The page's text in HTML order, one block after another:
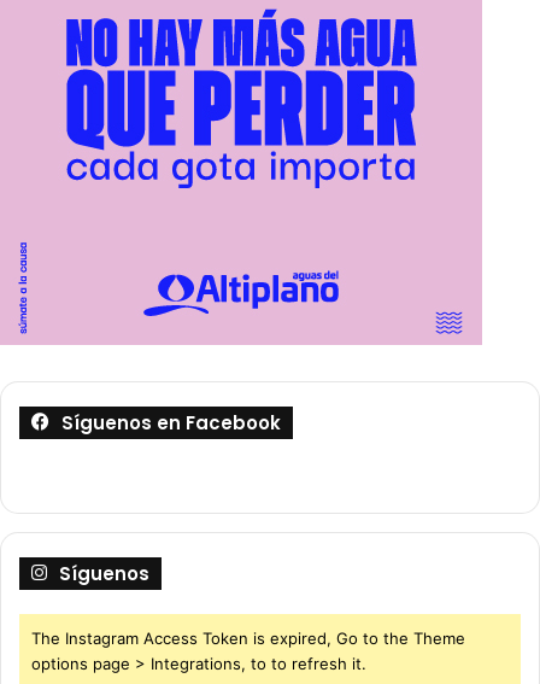
Síguenos en Facebook
Síguenos
The Instagram Access Token is expired, Go to the Theme
options page > Integrations, to to refresh it.